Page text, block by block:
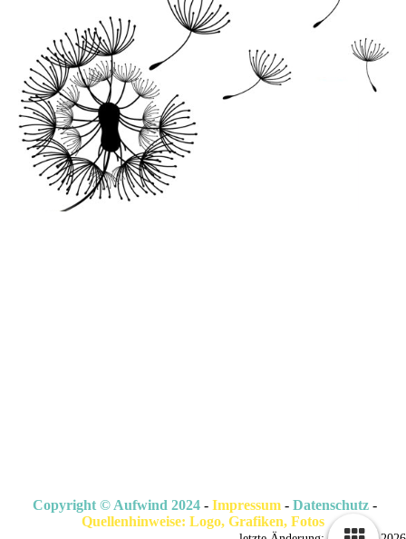
Copyright © Aufwind 2024 - Impressum - Datenschutz -
Quellenhinweise: Logo, Grafiken, Fotos